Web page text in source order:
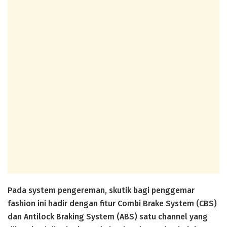
Pada system pengereman, skutik bagi penggemar
fashion ini hadir dengan fitur Combi Brake System (CBS)
dan Antilock Braking System (ABS) satu channel yang